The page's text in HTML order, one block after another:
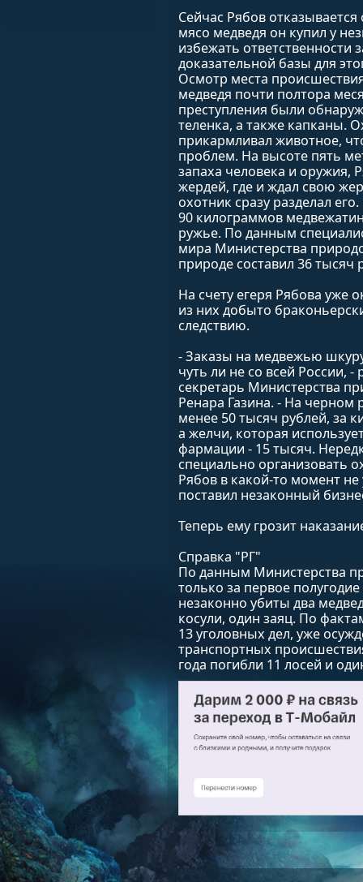
Сейчас Рябов
мясо медведя он купил у
избежать ответственности
доказательной базы для
Осмотр места
медведя почти полтора
преступления были
теленка, а также капканы.
прикармливал животное,
проблем. На высоте пять
запаха человека и оружия,
жердей, где и ждал свою
охотник сразу разделал
90 килограммов
ружье. По данным
мира Министерства
природе составил 36 тысяч
На счету егеря Рябова уже
из них добыто
следствию.
- Заказы на медвежью
чуть ли не со всей России, -
секретарь Министерства
Ренара Газина. - На черном
менее 50 тысяч рублей, за
а желчи, которая
фармации - 15 тысяч.
специально организовать
Рябов в какой-то момент
поставил незаконный
Теперь ему грозит
Справка "РГ"
По данным Министерства
только за первое
незаконно убиты два
косули, один заяц. По
13 уголовных дел, уже
транспортных
года погибли 11 лосей и